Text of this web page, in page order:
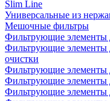
Slim Line
Универсальные из
Мешочные фильтры
Фильтрующие элементы
Фильтрующие элементы
очистки
Фильтрующие элементы
Фильтрующие элементы
Фильтрующие элементы